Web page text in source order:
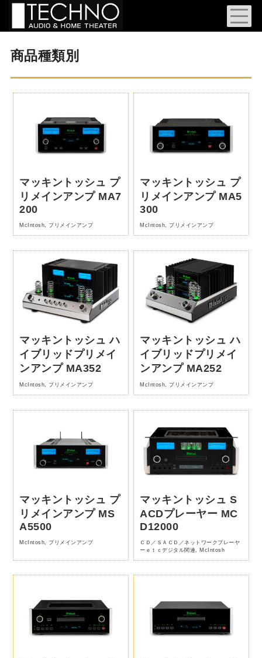
商品種類別
マッキントッシュ プ
リメインアンプ MA7
200
McIntosh,プリメインアンプ
マッキントッシュ プ
リメインアンプ MA5
300
McIntosh,プリメインアンプ
マッキントッシュ ハ
イブリッドプリメイ
ンアンプ MA352
McIntosh ,プリメインアンプ
マッキントッシュ ハ
イブリッドプリメイ
ンアンプ MA252
McIntosh ,プリメインアンプ
マッキントッシュ プ
リメインアンプ MS
A5500
McIntosh ,プリメインアンプ
マッキントッシュ S
ACDプレーヤー MC
D12000
ＣＤ／ＳＡＣＤ／ネットワークプレーヤ
ーｅｔｃデジタル関連
McIntosh